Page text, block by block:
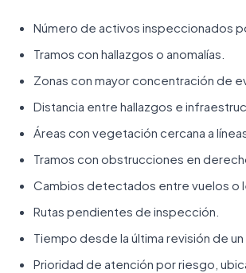
Número de activos inspeccionados
Tramos con hallazgos o anomalías.
Zonas con mayor concentración de
Distancia entre hallazgos e
Áreas con vegetación cercana a
Tramos con obstrucciones en
Cambios detectados entre vuelos o
Rutas pendientes de inspección.
Tiempo desde la última revisión de un
Prioridad de atención por riesgo,